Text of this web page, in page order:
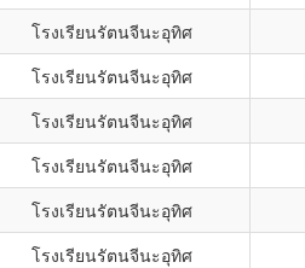
โรงเรียนรัตนจีนะอุทิศ
โรงเรียนรัตนจีนะอุทิศ
โรงเรียนรัตนจีนะอุทิศ
โรงเรียนรัตนจีนะอุทิศ
โรงเรียนรัตนจีนะอุทิศ
โรงเรียนรัตนจีนะอุทิศ